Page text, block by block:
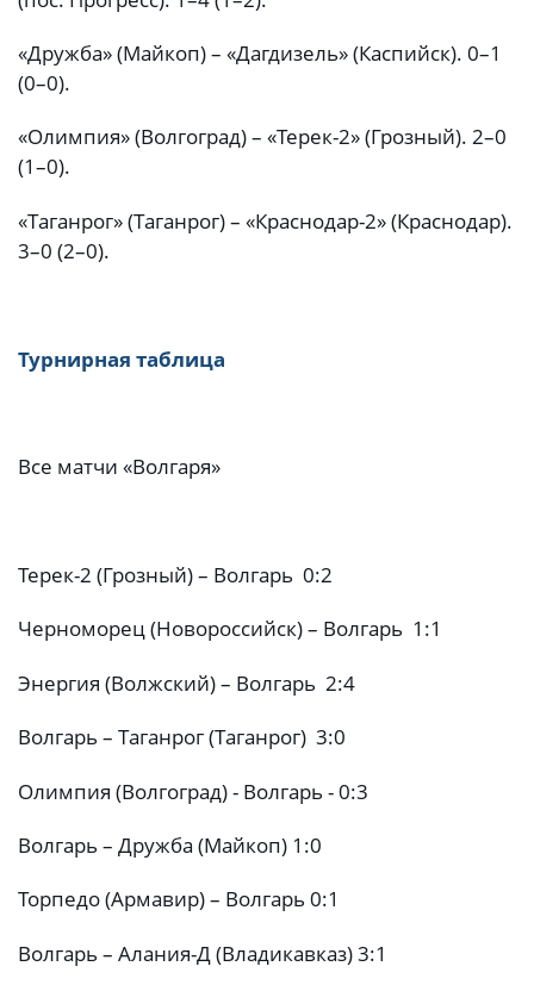
«Дружба» (Майкоп) – «Дагдизель» (Каспийск). 0–1
(0–0).
«Олимпия» (Волгоград) – «Терек-2» (Грозный). 2–0
(1–0).
«Таганрог» (Таганрог) – «Краснодар-2» (Краснодар).
3–0 (2–0).
Турнирная таблица
Все матчи «Волгаря»
Терек-2 (Грозный) – Волгарь 0:2
Черноморец (Новороссийск) – Волгарь 1:1
Энергия (Волжский) – Волгарь 2:4
Волгарь – Таганрог (Таганрог) 3:0
Олимпия (Волгоград) - Волгарь - 0:3
Волгарь – Дружба (Майкоп) 1:0
Торпедо (Армавир) – Волгарь 0:1
Волгарь – Алания-Д (Владикавказ) 3:1